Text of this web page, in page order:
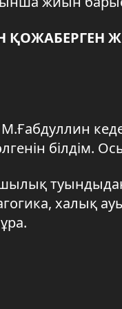
ҚОЖАБЕРГЕН
М.Ғабдуллин
білдім.
халық